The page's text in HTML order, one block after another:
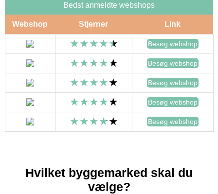
Bedst anmeldte webshops
Webshop Stjerner Link
Besøg webshop
Besøg webshop
Besøg webshop
Besøg webshop
Besøg webshop
Hvilket byggemarked skal du
vælge?